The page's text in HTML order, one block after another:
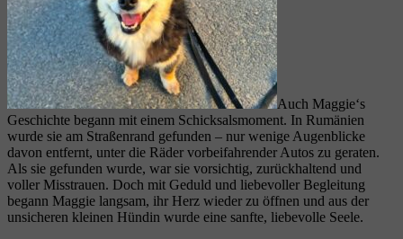
Auch Maggie‘s
Geschichte begann mit einem Schicksalsmoment. In Rumänien
wurde sie am Straßenrand gefunden – nur wenige Augenblicke
davon entfernt, unter die Räder vorbeifahrender Autos zu geraten.
Als sie gefunden wurde, war sie vorsichtig, zurückhaltend und
voller Misstrauen. Doch mit Geduld und liebevoller Begleitung
begann Maggie langsam, ihr Herz wieder zu öffnen und aus der
unsicheren kleinen Hündin wurde eine sanfte, liebevolle Seele.